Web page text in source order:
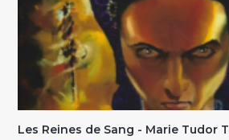
Les Reines de Sang - Marie Tudor